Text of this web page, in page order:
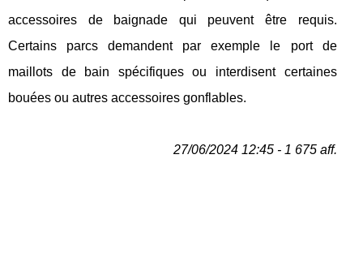
accessoires de baignade qui peuvent être requis.
Certains parcs demandent par exemple le port de
maillots de bain spécifiques ou interdisent certaines
bouées ou autres accessoires gonflables.
27/06/2024 12:45 - 1 675 aff.